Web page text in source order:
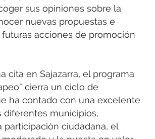
sus opiniones sobre la
nuevas propuestas e
futuras acciones de promoción
cita en Sajazarra, el programa
cierra un ciclo de
ha contado con una excelente
diferentes municipios,
ciudadana, el